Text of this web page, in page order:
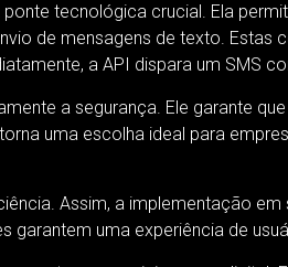
tecnológica crucial. Ela
de mensagens de texto.
a API dispara um SMS
a segurança. Ele garante
uma escolha ideal para
Assim, a implementação
uma experiência de